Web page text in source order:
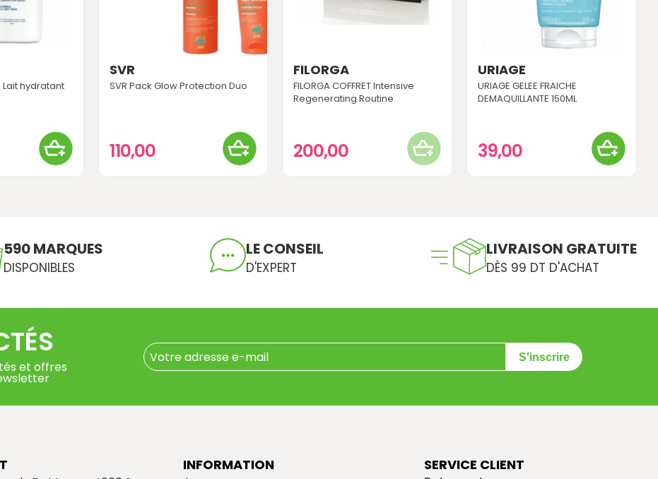
Lait hydratant
SVR
SVR Pack Glow Protection Duo
110,00
FILORGA
FILORGA COFFRET Intensive
Regenerating Routine
200,00
URIAGE
URIAGE GELEE FRAICHE
DEMAQUILLANTE 150ML
39,00
590 MARQUES
DISPONIBLES
LE CONSEIL
D'EXPERT
LIVRAISON GRATUITE
DÈS 99 DT D'ACHAT
et offres
S'inscrire
INFORMATION
SERVICE CLIENT